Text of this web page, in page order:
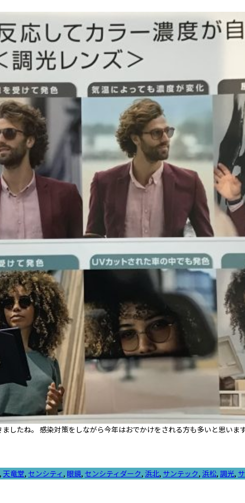
したね。 感染対策をしながら今年はおでかけをされる方も多いと思いま
, 天竜堂, センシティ , 眼鏡, センシティダーク, 浜北, サンテック, 浜松, 調光,